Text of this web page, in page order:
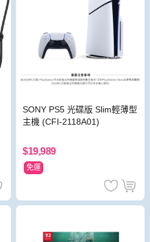
SONY PS5 光碟版 Slim輕薄型
主機 (CFI-2118A01)
$19,989
免運